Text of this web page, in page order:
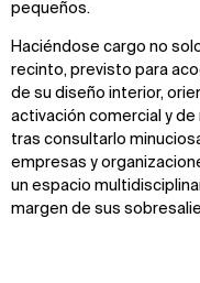
pequeños.
Haciéndose cargo no
recinto, previsto para
de su diseño interior,
activación comercial y
tras consultarlo
empresas y
un espacio
margen de sus